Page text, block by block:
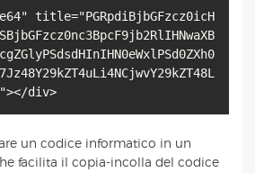
title="PGRpdiBjbGFzcz0icH
div>
un codice informatico in un
facilita il copia-incolla del codice